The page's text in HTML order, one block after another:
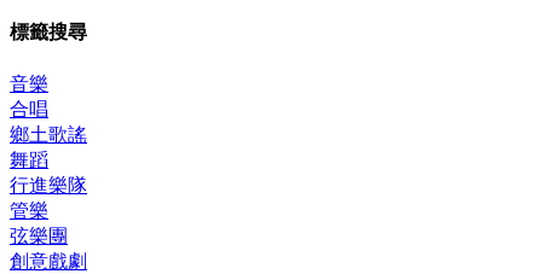
標籤搜尋
音樂
合唱
鄉土歌謠
舞蹈
行進樂隊
管樂
弦樂團
創意戲劇